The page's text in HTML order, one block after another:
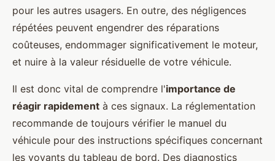
pour les autres usagers. En outre, des négligences
répétées peuvent engendrer des réparations
coûteuses, endommager significativement le moteur,
et nuire à la valeur résiduelle de votre véhicule.
Il est donc vital de comprendre l'importance de
réagir rapidement à ces signaux. La réglementation
recommande de toujours vérifier le manuel du
véhicule pour des instructions spécifiques concernant
les voyants du tableau de bord. Des diagnostics